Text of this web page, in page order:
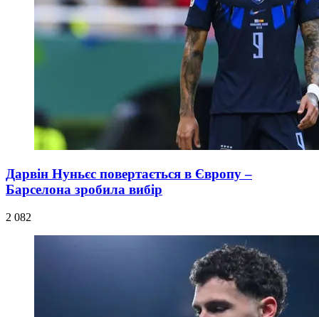
Дарвін Нуньєс повертається в Європу –
Барселона зробила вибір
2 082